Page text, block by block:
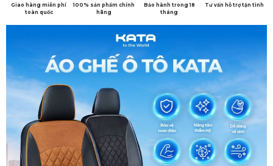
Giao hàng miễn phí
toàn quốc
100% sản phẩm chính
hãng
Bảo hành trong 18
tháng
Tư vấn hỗ trợ tận tình